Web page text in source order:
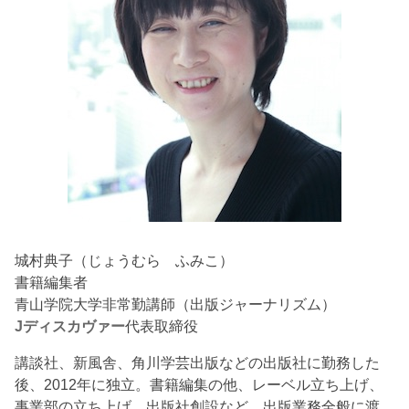
城村典子（じょうむら ふみこ）
書籍編集者
青山学院大学非常勤講師（出版ジャーナリズム）
Jディスカヴァー代表取締役
講談社、新風舎、角川学芸出版などの出版社に勤務した
後、2012年に独立。書籍編集の他、レーベル立ち上げ、